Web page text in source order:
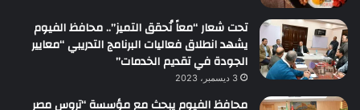
تحت شعار “معاً نُحقق التميز”.. محافظ الفيوم
يشهد انطلاق فعاليات البرنامج التدريبي “معايير
الجودة في تقديم الخدمات”
3 ديسمبر، 2023
محافظ الفيوم يبحث مع مؤسسة “تروس مصر